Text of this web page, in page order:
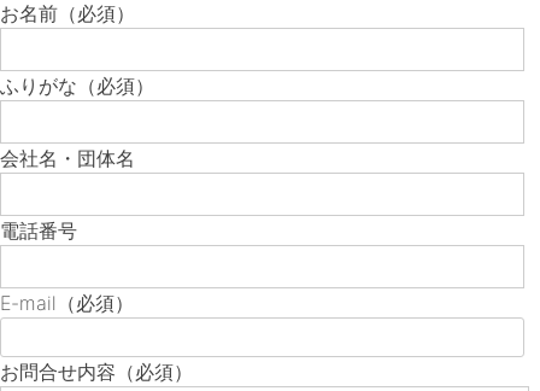
お名前 （必須）
ふりがな （必須）
会社名・団体名
電話番号
E-mail （必須）
お問合せ内容 （必須）